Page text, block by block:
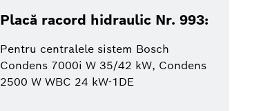
Placă racord hidraulic Nr. 993:
Pentru centralele sistem Bosch
Condens 7000i W 35/42 kW, Condens
2500 W WBC 24 kW-1DE